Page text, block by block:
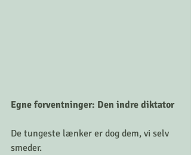
Egne forventninger: Den indre diktator
De tungeste lænker er dog dem, vi selv
smeder.